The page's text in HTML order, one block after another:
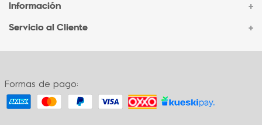
Acerca de Kipling
Sucursales
Información +
Contacto Corporativo
Formas de pago
Servicio al Cliente +
Contacto
Políticas de cambio
Términos y condiciones
Formas de pago: